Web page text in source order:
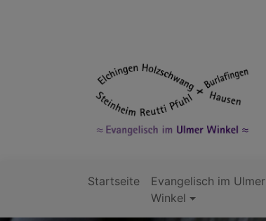
Hauptnavigation
Startseite
Evangelisch im Ulmer
Winkel